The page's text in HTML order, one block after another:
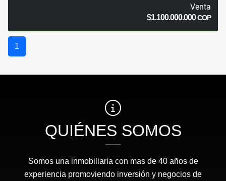
Venta
$1.100.000.000COP
1
QUIÉNES SOMOS
Somos una inmobiliaria con mas de 40 años de
experiencia promoviendo inversión y negocios de